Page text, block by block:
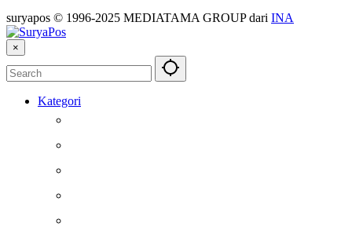
suryapos © 1996-2025 MEDIATAMA GROUP dari INA
×
Kategori